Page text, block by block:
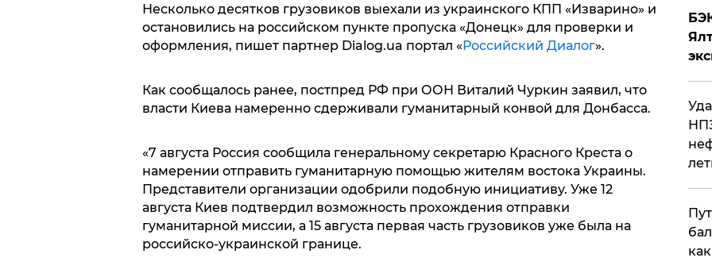
Несколько десятков грузовиков выехали из украинского КПП «Изварино» и
остановились на российском пункте пропуска «Донецк» для проверки и
оформления, пишет партнер Dialog.ua портал «Российский Диалог».
Как сообщалось ранее, постпред РФ при ООН Виталий Чуркин заявил, что
власти Киева намеренно сдерживали гуманитарный конвой для Донбасса.
«7 августа Россия сообщила генеральному секретарю Красного Креста о
намерении отправить гуманитарную помощью жителям востока Украины.
Представители организации одобрили подобную инициативу. Уже 12
августа Киев подтвердил возможность прохождения отправки
гуманитарной миссии, а 15 августа первая часть грузовиков уже была на
российско-украинской границе.